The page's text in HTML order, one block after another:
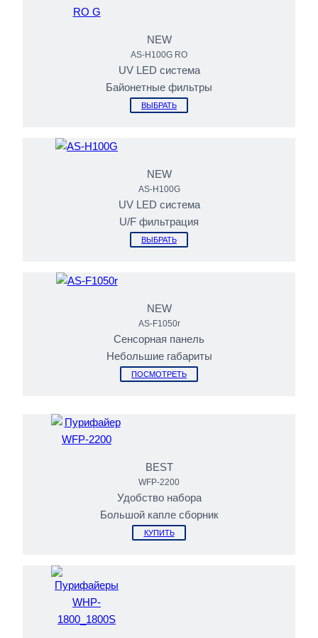
NEW
AS-H100G RO
UV LED cистема
Байонетные фильтры
ВЫБРАТЬ
NEW
AS-H100G
UV LED cистема
U/F фильтрация
ВЫБРАТЬ
NEW
AS-F1050r
Сенсорная панель
Небольшие габариты
ПОСМОТРЕТЬ
BEST
WFP-2200
Удобство набора
Большой капле сборник
КУПИТЬ